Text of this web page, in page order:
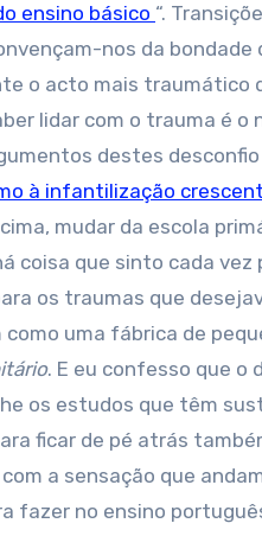
ensino básico “.
nos da
o acto mais traumático
lidar com o trauma é o
destes
à infantilização
mudar da escola
coisa que sinto cada
os traumas que
como uma fábrica de
. E eu confesso que o
os estudos que têm
ficar de pé atrás
a sensação que
fazer no ensino